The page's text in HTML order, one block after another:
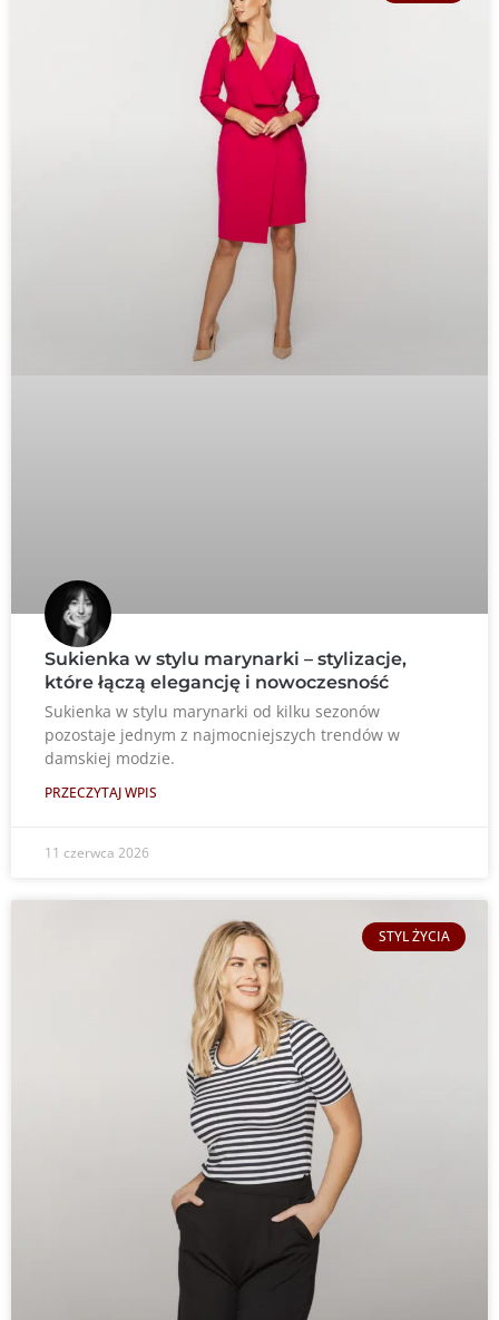
Sukienka w stylu marynarki – stylizacje,
które łączą elegancję i nowoczesność
Sukienka w stylu marynarki od kilku sezonów
pozostaje jednym z najmocniejszych trendów w
damskiej modzie.
PRZECZYTAJ WPIS
11 czerwca 2026
STYL ŻYCIA